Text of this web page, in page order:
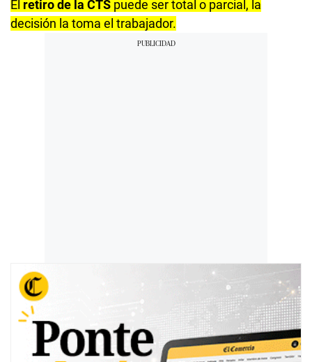
El retiro de la CTS puede ser total o parcial, la
decisión la toma el trabajador.